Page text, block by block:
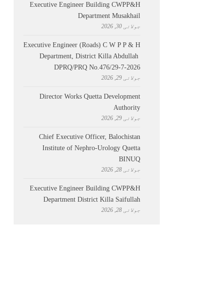
Executive Engineer Building CWPP&H
Department Musakhail
جولائی 30, 2026
Executive Engineer (Roads) C W P P & H
Department, District Killa Abdullah ​
DPRQ/PRQ No.476/29-7-2026
جولائی 29, 2026
Director Works Quetta Development
Authority
جولائی 29, 2026
Chief Executive Officer, Balochistan
Institute of Nephro-Urology Quetta
BINUQ
جولائی 28, 2026
Executive Engineer Building CWPP&H
Department District Killa Saifullah
جولائی 28, 2026